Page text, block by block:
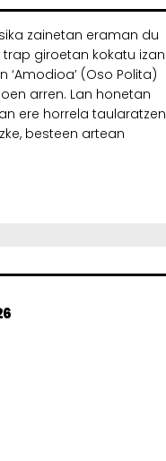
zainetan eraman du
giroetan kokatu izan
(Oso Polita)
arren. Lan honetan
ere horrela taularatzen
besteen artean